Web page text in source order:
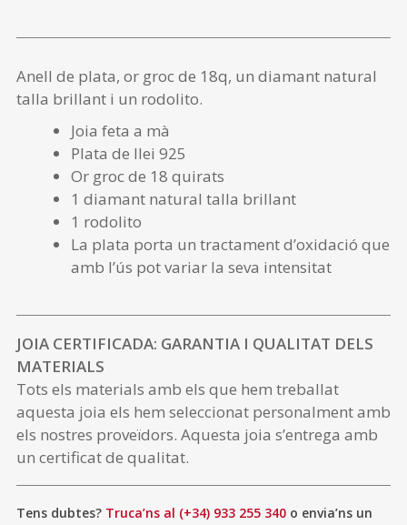
Anell de plata, or groc de 18q, un diamant natural
talla brillant i un rodolito.
Joia feta a mà
Plata de llei 925
Or groc de 18 quirats
1 diamant natural talla brillant
1 rodolito
La plata porta un tractament d’oxidació que
amb l’ús pot variar la seva intensitat
JOIA CERTIFICADA: GARANTIA I QUALITAT DELS
MATERIALS
Tots els materials amb els que hem treballat
aquesta joia els hem seleccionat personalment amb
els nostres proveïdors. Aquesta joia s’entrega amb
un certificat de qualitat.
Tens dubtes? Truca’ns al (+34) 933 255 340 o envia’ns un